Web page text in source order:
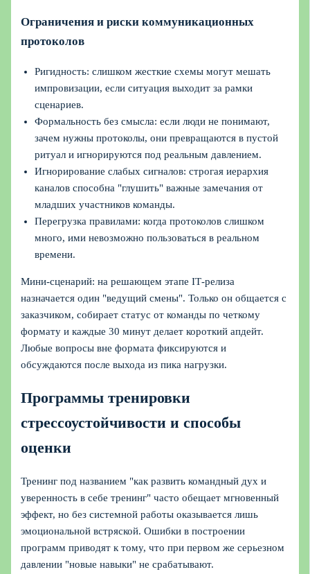
Ограничения и риски коммуникационных
протоколов
Ригидность: слишком жесткие схемы могут мешать
импровизации, если ситуация выходит за рамки
сценариев.
Формальность без смысла: если люди не понимают,
зачем нужны протоколы, они превращаются в пустой
ритуал и игнорируются под реальным давлением.
Игнорирование слабых сигналов: строгая иерархия
каналов способна "глушить" важные замечания от
младших участников команды.
Перегрузка правилами: когда протоколов слишком
много, ими невозможно пользоваться в реальном
времени.
Мини‑сценарий: на решающем этапе IT‑релиза
назначается один "ведущий смены". Только он общается с
заказчиком, собирает статус от команды по четкому
формату и каждые 30 минут делает короткий апдейт.
Любые вопросы вне формата фиксируются и
обсуждаются после выхода из пика нагрузки.
Программы тренировки
стрессоустойчивости и способы
оценки
Тренинг под названием "как развить командный дух и
уверенность в себе тренинг" часто обещает мгновенный
эффект, но без системной работы оказывается лишь
эмоциональной встряской. Ошибки в построении
программ приводят к тому, что при первом же серьезном
давлении "новые навыки" не срабатывают.